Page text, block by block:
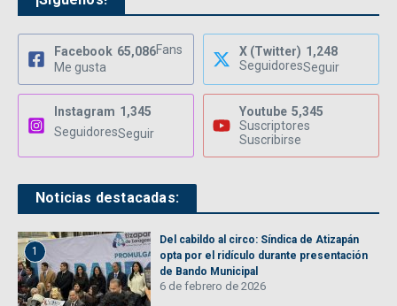
Facebook 65,086Fans
Me gusta
X (Twitter) 1,248
SeguidoresSeguir
Instagram 1,345
SeguidoresSeguir
Youtube 5,345
Suscriptores
Suscribirse
Noticias destacadas:
1
Del cabildo al circo: Síndica de Atizapán
opta por el ridículo durante presentación
de Bando Municipal
6 de febrero de 2026